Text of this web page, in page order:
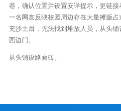
巷，确认位置并设置安详提示，更链接
一名网友反映校园周边存在大量摊贩
充沙土后，无法找到堆放人员，从头
西边门。
从头铺设路面砖。